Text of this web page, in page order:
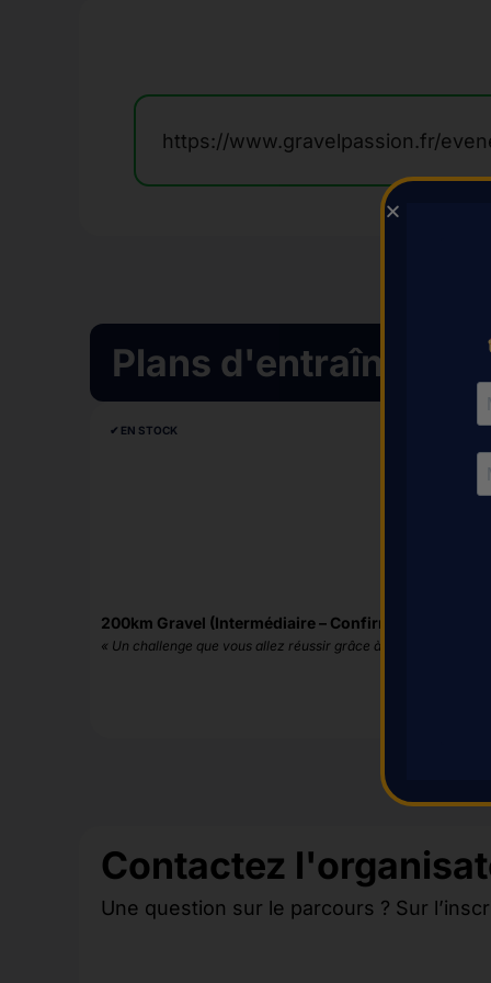
https://www.gravelpassion.fr/
Plans
✔︎ EN STOCK
200km Gravel (Intermédiaire – Confirmé)
« Un challenge que vous allez réussir grâce à ce plan ! »
Contactez
Une question sur le parcours ? Sur